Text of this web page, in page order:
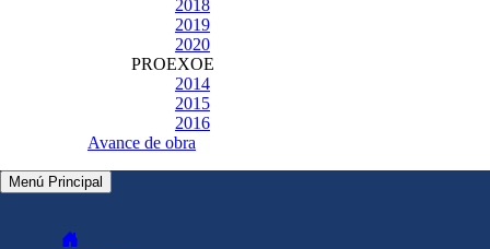
2018
2019
2020
PROEXOE
2014
2015
2016
Avance de obra
Menú Principal